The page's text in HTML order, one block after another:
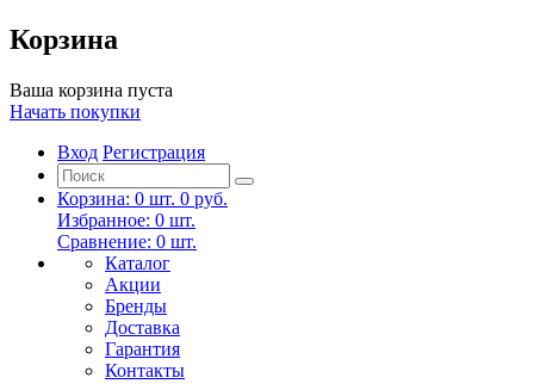
Корзина
Ваша корзина пуста
Начать покупки
Вход Регистрация
Корзина: 0 шт. 0 руб.
Избранное: 0 шт.
Сравнение: 0 шт.
Каталог
Акции
Бренды
Доставка
Гарантия
Контакты